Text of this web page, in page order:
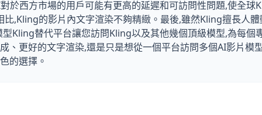
於西方市場的用戶可能有更高的延遲和可訪問性問題,使全球
,Kling的影片內文字渲染不夠精緻。最後,雖然Kling擅長人
Kling替代平台讓您訪問Kling以及其他幾個頂級模型,為每個
、更好的文字渲染,還是只是想從一個平台訪問多個AI影片模
的選擇。